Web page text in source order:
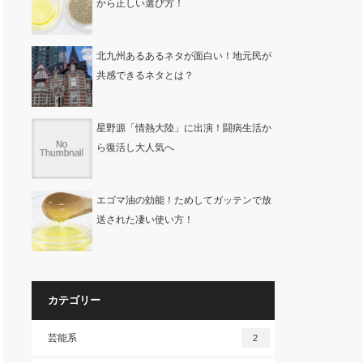
から正しい選び方！
北九州あるあるネタが面白い！地元民が
共感できるネタとは？
星野源「情熱大陸」に出演！闘病生活か
ら復活し大人気へ
エゴマ油の効能！ためしてガッテンで放
送された凄い使い方！
カテゴリー
芸能系 2